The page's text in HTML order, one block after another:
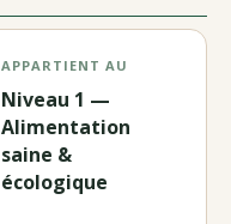
APPARTIENT AU
Niveau 1 —
Alimentation
saine &
écologique